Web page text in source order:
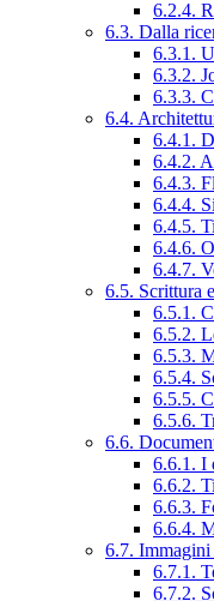
6.2.4.
6.3. Dalla
6.3.1.
6.3.2.
6.3.3.
6.4.
6.4.1.
6.4.2.
6.4.3.
6.4.4.
6.4.5.
6.4.6.
6.4.7.
6.5. Scrittura
6.5.1.
6.5.2.
6.5.3.
6.5.4.
6.5.5.
6.5.6.
6.6.
6.6.1. I
6.6.2.
6.6.3.
6.6.4.
6.7. Immagini
6.7.1.
6.7.2.